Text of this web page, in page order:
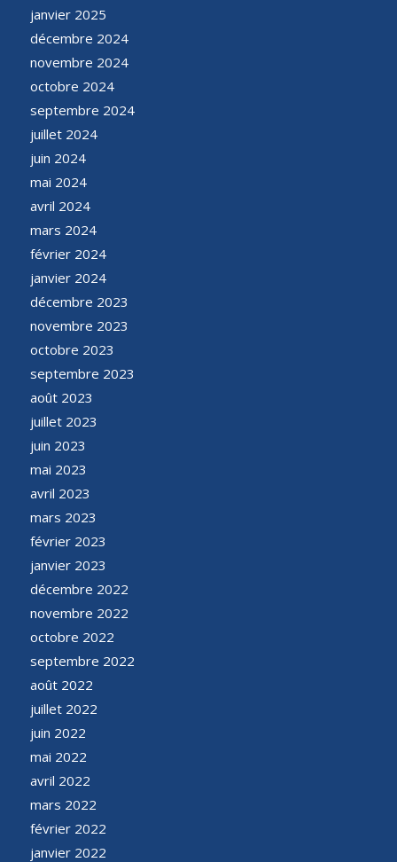
janvier 2025
décembre 2024
novembre 2024
octobre 2024
septembre 2024
juillet 2024
juin 2024
mai 2024
avril 2024
mars 2024
février 2024
janvier 2024
décembre 2023
novembre 2023
octobre 2023
septembre 2023
août 2023
juillet 2023
juin 2023
mai 2023
avril 2023
mars 2023
février 2023
janvier 2023
décembre 2022
novembre 2022
octobre 2022
septembre 2022
août 2022
juillet 2022
juin 2022
mai 2022
avril 2022
mars 2022
février 2022
janvier 2022